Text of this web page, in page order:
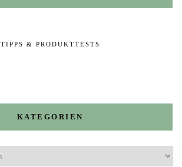
TIPPS & PRODUKTTESTS
KATEGORIEN